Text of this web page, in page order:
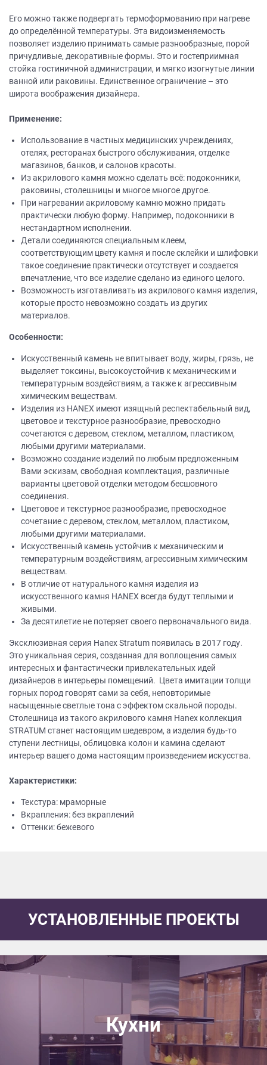
Его можно также подвергать термоформованию при нагреве
до определённой температуры. Эта видоизменяемость
позволяет изделию принимать самые разнообразные, порой
причудливые, декоративные формы. Это и гостеприимная
стойка гостиничной администрации, и мягко изогнутые линии
ванной или раковины. Единственное ограничение – это
широта воображения дизайнера.
Применение:
Использование в частных медицинских учреждениях,
отелях, ресторанах быстрого обслуживания, отделке
магазинов, банков, и салонов красоты.
Из акрилового камня можно сделать всё: подоконники,
раковины, столешницы и многое многое другое.
При нагревании акриловому камню можно придать
практически любую форму. Например, подоконники в
нестандартном исполнении.
Детали соединяются специальным клеем,
соответствующим цвету камня и после склейки и шлифовки
такое соединение практически отсутствует и создается
впечатление, что все изделие сделано из единого целого.
Возможность изготавливать из акрилового камня изделия,
которые просто невозможно создать из других
материалов.
Особенности:
Искусственный камень не впитывает воду, жиры, грязь, не
выделяет токсины, высокоустойчив к механическим и
температурным воздействиям, а также к агрессивным
химическим веществам.
Изделия из НANEХ имеют изящный респектабельный вид,
цветовое и текстурное разнообразие, превосходно
сочетаются с деревом, стеклом, металлом, пластиком,
любыми другими материалами.
Возможно создание изделий по любым предложенным
Вами эскизам, свободная комплектация, различные
варианты цветовой отделки методом бесшовного
соединения.
Цветовое и текстурное разнообразие, превосходное
сочетание с деревом, стеклом, металлом, пластиком,
любыми другими материалами.
Искусственный камень устойчив к механическим и
температурным воздействиям, агрессивным химическим
веществам.
В отличие от натурального камня изделия из
искусственного камня НANEХ всегда будут теплыми и
живыми.
За десятилетие не потеряет своего первоначального вида.
Эксклюзивная серия Hanex Stratum появилась в 2017 году.
Это уникальная серия, созданная для воплощения самых
интересных и фантастически привлекательных идей
дизайнеров в интерьеры помещений. Цвета имитации толщи
горных пород говорят сами за себя, неповторимые
насыщенные светлые тона с эффектом скальной породы.
Столешница из такого акрилового камня Hanex коллекция
STRATUM станет настоящим шедевром, а изделия будь-то
ступени лестницы, облицовка колон и камина сделают
интерьер вашего дома настоящим произведением искусства.
Характеристики:
Текстура: мраморные
Вкрапления: без вкраплений
Оттенки: бежевого
УСТАНОВЛЕННЫЕ ПРОЕКТЫ
Кухни